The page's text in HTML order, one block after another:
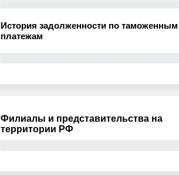
История задолженности по таможенным
платежам
Филиалы и представительства на
территории РФ